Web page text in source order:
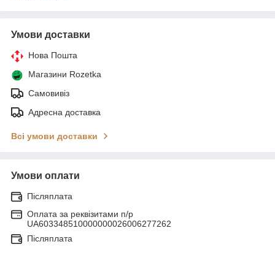
Умови доставки
Нова Пошта
Магазини Rozetka
Самовивіз
Адресна доставка
Всі умови доставки
Умови оплати
Післяплата
Оплата за реквізитами п/р
UA603348510000000026006277262
Післяплата